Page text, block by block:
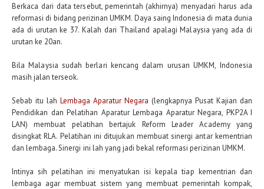
Berkaca dari data tersebut, pemerintah (akhirnya) menyadari harus ada
reformasi di bidang perizinan UMKM. Daya saing Indonesia di mata dunia
ada di urutan ke 37. Kalah dari Thailand apalagi Malaysia yang ada di
urutan ke 20an.
Bila Malaysia sudah berlari kencang dalam urusan UMKM, Indonesia
masih jalan terseok.
Sebab itu lah Lembaga Aparatur Negara (lengkapnya Pusat Kajian dan
Pendidikan dan Pelatihan Aparatur Lembaga Aparatur Negara, PKP2A I
LAN) membuat pelatihan bertajuk Reform Leader Academy yang
disingkat RLA. Pelatihan ini ditujukan membuat sinergi antar kementrian
dan lembaga. Sinergi ini lah yang jadi bekal reformasi perizinan UMKM.
Intinya sih pelatihan ini menyatukan isi kepala tiap kementrian dan
lembaga agar membuat sistem yang membuat pemerintah kompak,